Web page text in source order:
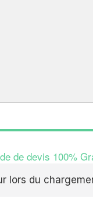
de devis 100%
lors du